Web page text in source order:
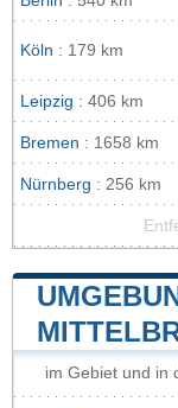
Köln : 179 km
Leipzig : 406 km
Bremen : 1658 km
Nürnberg : 256 km
im Gebiet und in